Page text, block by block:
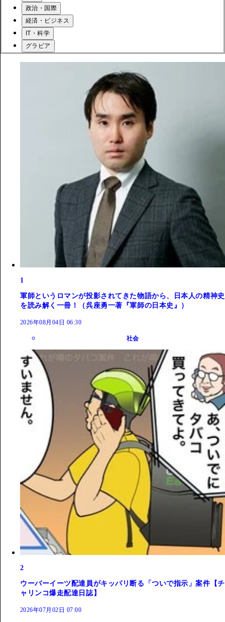
政治・国際
経済・ビジネス
IT・科学
グラビア
1
軍師というロマンが投影されてきた物語から、日本人の精神史
を読み解く一冊！（呉座勇一著『軍師の日本史』）
2026年08月04日 06:30
社会
2
ウーバーイーツ配達員がキッパリ断る「ついで指示」案件【チ
ャリンコ爆走配達日誌】
2026年07月02日 07:00